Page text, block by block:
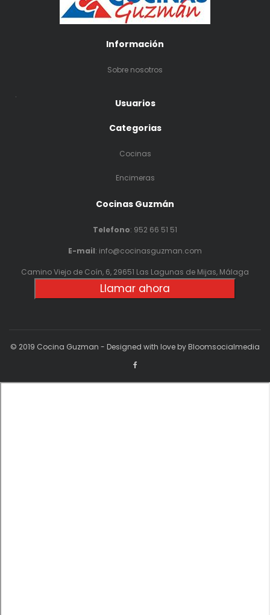
Información
Sobre nosotros
.
Usuarios
Categorias
Cocinas
Encimeras
Cocinas Guzmán
Telefono: 952 66 51 51
E-mail: info@cocinasguzman.com
Camino Viejo de Coín, 6, 29651 Las Lagunas de Mijas, Málaga
Llamar ahora
© 2019 Cocina Guzman - Designed with love by Bloomsocialmedia